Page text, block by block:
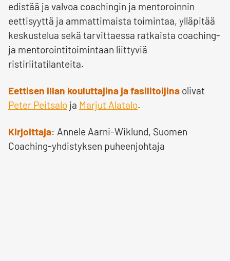
edistää ja valvoa coachingin ja mentoroinnin
eettisyyttä ja ammattimaista toimintaa, ylläpitää
keskustelua sekä tarvittaessa ratkaista coaching-
ja mentorointitoimintaan liittyviä
ristiriitatilanteita.
Eettisen illan kouluttajina ja fasilitoijina olivat
Peter Peitsalo ja Marjut Alatalo.
Kirjoittaja: Annele Aarni-Wiklund, Suomen
Coaching-yhdistyksen puheenjohtaja